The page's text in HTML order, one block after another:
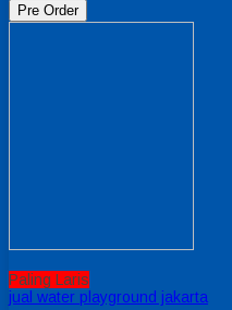
Pre Order
Paling Laris
jual water playground jakarta